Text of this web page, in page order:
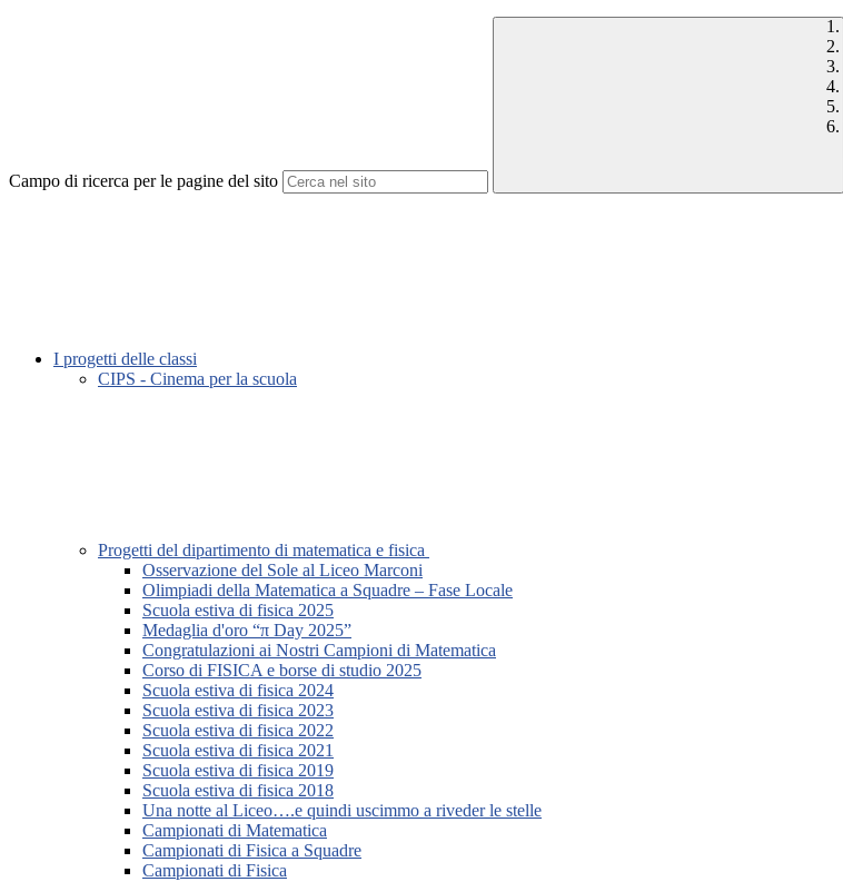
Campo di ricerca per le pagine del sito
I progetti delle classi
CIPS - Cinema per la scuola
Progetti del dipartimento di matematica e fisica
Osservazione del Sole al Liceo Marconi
Olimpiadi della Matematica a Squadre – Fase Locale
Scuola estiva di fisica 2025
Medaglia d'oro “π Day 2025”
Congratulazioni ai Nostri Campioni di Matematica
Corso di FISICA e borse di studio 2025
Scuola estiva di fisica 2024
Scuola estiva di fisica 2023
Scuola estiva di fisica 2022
Scuola estiva di fisica 2021
Scuola estiva di fisica 2019
Scuola estiva di fisica 2018
Una notte al Liceo….e quindi uscimmo a riveder le stelle
Campionati di Matematica
Campionati di Fisica a Squadre
Campionati di Fisica